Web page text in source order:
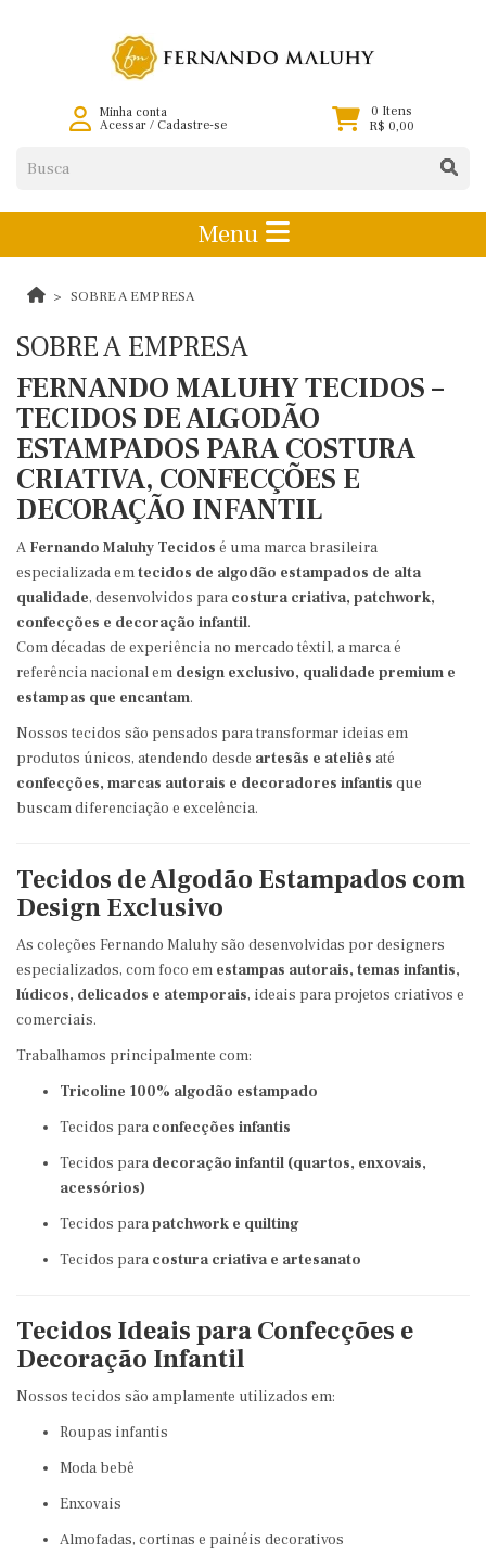
Minha conta
Acessar/ Cadastre-se
0 Itens
R$ 0,00
Menu
SOBRE A EMPRESA
SOBRE A EMPRESA
FERNANDO MALUHY TECIDOS –
TECIDOS DE ALGODÃO
ESTAMPADOS PARA COSTURA
CRIATIVA, CONFECÇÕES E
DECORAÇÃO INFANTIL
A Fernando Maluhy Tecidos é uma marca brasileira
especializada emtecidos de algodão estampados de alta
qualidade, desenvolvidos para costura criativa, patchwork,
confecções e decoração infantil.
Com décadas de experiência no mercado têxtil, a marca é
referência nacional em design exclusivo, qualidade premium e
estampas que encantam.
Nossos tecidos são pensados para transformar ideias em
produtos únicos, atendendo desde artesãs e ateliês até
confecções, marcas autorais e decoradores infantis que
buscam diferenciação e excelência.
Tecidos de Algodão Estampados com
Design Exclusivo
As coleções Fernando Maluhy são desenvolvidas por designers
especializados, com foco em estampas autorais, temas infantis,
lúdicos, delicados e atemporais, ideais para projetos criativos e
comerciais.
Trabalhamos principalmente com:
Tricoline 100% algodão estampado
Tecidos para confecções infantis
Tecidos para decoração infantil (quartos, enxovais,
acessórios)
Tecidos parapatchwork e quilting
Tecidos para costura criativa e artesanato
Tecidos Ideais para Confecções e
Decoração Infantil
Nossos tecidos são amplamente utilizados em:
Roupas infantis
Moda bebê
Enxovais
Almofadas, cortinas e painéis decorativos